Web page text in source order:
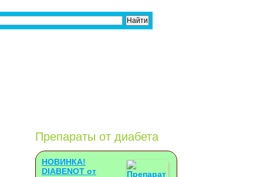
Препараты от диабета
НОВИНКА!
DIABENOT от